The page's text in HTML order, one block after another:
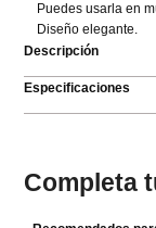
Puedes usarla en
Diseño elegante.
Descripción
Especificaciones
Completa